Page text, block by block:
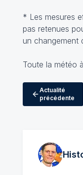
* Les mesures
pas retenues
un changement
Toute la météo
Actualité
précédente